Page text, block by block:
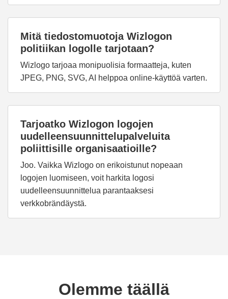
Mitä tiedostomuotoja Wizlogon
politiikan logolle tarjotaan?
Wizlogo tarjoaa monipuolisia formaatteja, kuten
JPEG, PNG, SVG, AI helppoa online-käyttöä varten.
Tarjoatko Wizlogon logojen
uudelleensuunnittelupalveluita
poliittisille organisaatioille?
Joo. Vaikka Wizlogo on erikoistunut nopeaan
logojen luomiseen, voit harkita logosi
uudelleensuunnittelua parantaaksesi
verkkobrändäystä.
Olemme täällä